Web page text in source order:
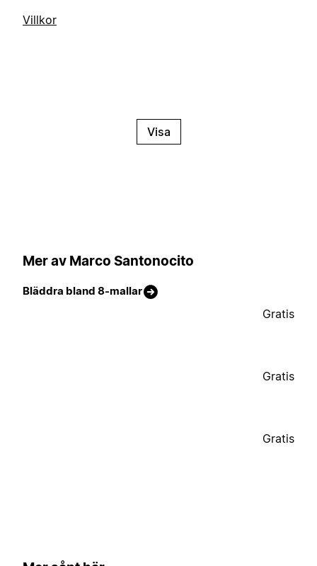
Villkor
Visa
Mer av Marco Santonocito
Bläddra bland 8-mallar
Gratis
Gratis
Gratis